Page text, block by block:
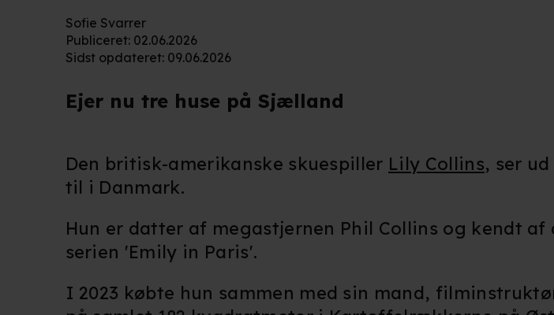
Sofie Svarrer
Publiceret: 02.06.2026
Sidst opdateret: 09.06.2026
Ejer nu tre huse på Sjælland
Den britisk-amerikanske skuespiller Lily Collins, ser
til i Danmark.
Hun er datter af megastjernen Phil Collins og kendt
serien 'Emily in Paris'.
I 2023 købte hun sammen med sin mand,